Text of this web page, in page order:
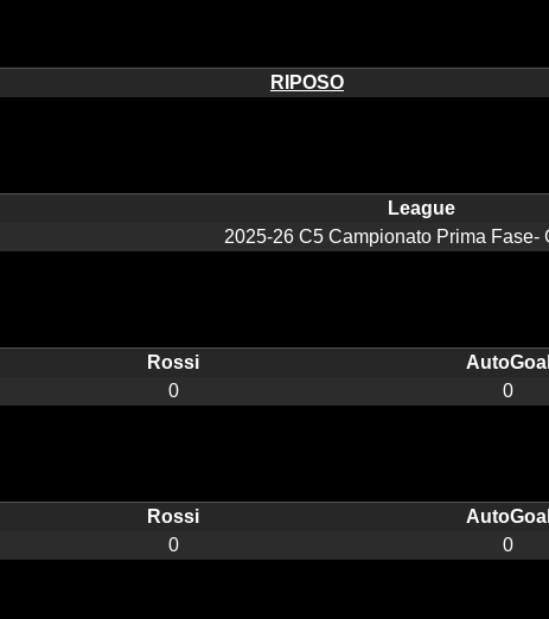
RIPOSO
League
2025-26 C5 Campionato Prima Fase-
Rossi AutoGoal
0 0
Rossi AutoGoal
0 0